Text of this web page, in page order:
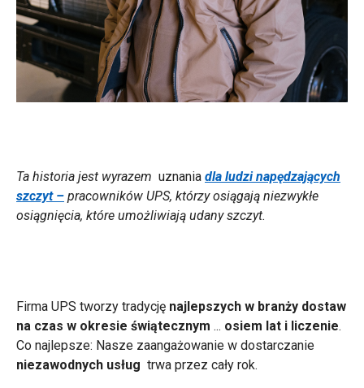
Ta historia jest wyrazem uznania dla ludzi napędzających
szczyt – pracowników UPS, którzy osiągają niezwykłe
osiągnięcia, które umożliwiają udany szczyt.
Firma UPS tworzy tradycję najlepszych w branży dostaw
na czas w okresie świątecznym ... osiem lat i liczenie.
Co najlepsze: Nasze zaangażowanie w dostarczanie
niezawodnych usług trwa przez cały rok.